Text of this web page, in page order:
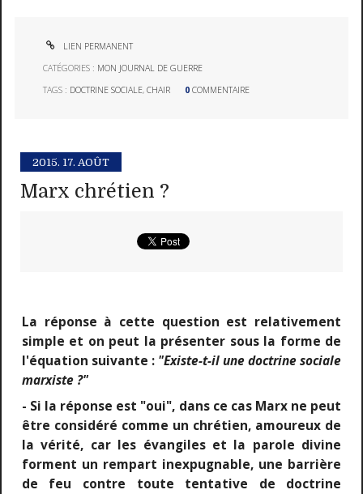
LIEN PERMANENT
CATÉGORIES : MON JOURNAL DE GUERRE
TAGS : DOCTRINE SOCIALE,CHAIR 0 COMMENTAIRE
2015. 17. AOÛT
Marx chrétien ?
La réponse à cette question est relativement
simple et on peut la présenter sous la forme de
l'équation suivante : "Existe-t-il une doctrine sociale
marxiste ?"
- Si la réponse est "oui", dans ce cas Marx ne peut
être considéré comme un chrétien, amoureux de
la vérité, car les évangiles et la parole divine
forment un rempart inexpugnable, une barrière
de feu contre toute tentative de doctrine